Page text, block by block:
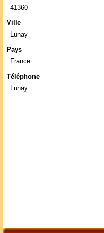
41360
Ville
Lunay
Pays
France
Téléphone
Lunay